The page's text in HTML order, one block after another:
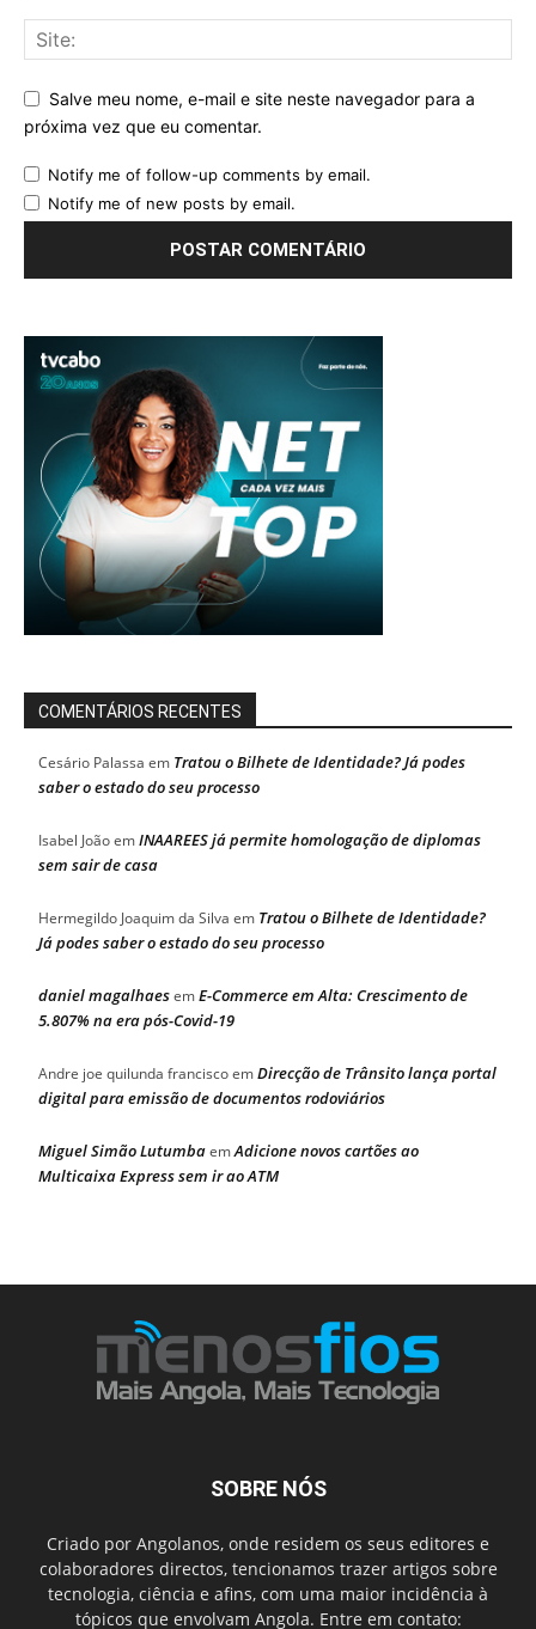
Salve meu nome, e-mail e site neste navegador para a
próxima vez que eu comentar.
Notify me of follow-up comments by email.
Notify me of new posts by email.
COMENTÁRIOS RECENTES
Cesário Palassa em Tratou o Bilhete de Identidade? Já podes
saber o estado do seu processo
Isabel JoãoemINAAREES já permite homologação de diplomas
sem sair de casa
Hermegildo Joaquim da Silva em Tratou o Bilhete de Identidade?
Já podes saber o estado do seu processo
daniel magalhaesemE-Commerce em Alta: Crescimento de
5.807% na era pós-Covid-19
Andre joe quilunda franciscoemDirecção de Trânsito lança portal
digital para emissão de documentos rodoviários
Miguel Simão LutumbaemAdicione novos cartões ao
Multicaixa Express sem ir ao ATM
SOBRE NÓS
Criado por Angolanos, onde residem os seus editores e
colaboradores directos, tencionamos trazer artigos sobre
tecnologia, ciência e afins, com uma maior incidência à
tópicos que envolvam Angola. Entre em contato: